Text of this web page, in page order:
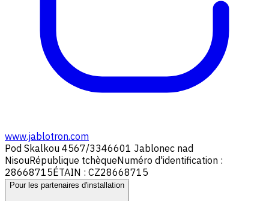
www.jablotron.com
Pod Skalkou 4567/3346601 Jablonec nad
NisouRépublique tchèqueNuméro d'identification :
28668715ÉTAIN : CZ28668715
Pour les partenaires d'installation